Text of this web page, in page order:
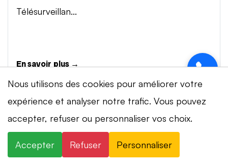
Télésurveillan...
En savoir plus →
Vidéosurveillance à Mont-Tramelan
Installation de systèmes de vidéosurveillance à
{city} : caméras IP 4K, visionnage smartphone,
Nous utilisons des cookies pour améliorer votre
expérience et analyser notre trafic. Vous pouvez
accepter, refuser ou personnaliser vos choix.
Accepter Refuser Personnaliser